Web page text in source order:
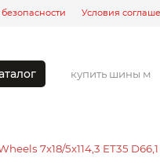
Условия
7x18/5x114,3 ET35